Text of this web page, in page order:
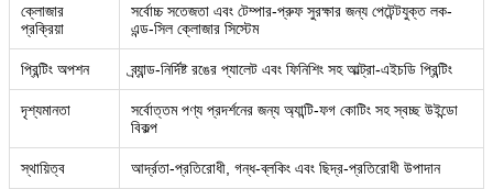
ক্লোজার
প্রক্রিয়া
সর্বোচ্চ সতেজতা এবং টেম্পার-প্রুফ সুরক্ষার জন্য পেটেন্টযুক্ত লক-
এন্ড-সিল ক্লোজার সিস্টেম
প্রিন্টিং অপশন ব্র্যান্ড-নির্দিষ্ট রঙের প্যালেট এবং ফিনিশিং সহ আল্ট্রা-এইচডি প্রিন্টিং
দৃশ্যমানতা
সর্বোত্তম পণ্য প্রদর্শনের জন্য অ্যান্টি-ফগ কোটিং সহ স্বচ্ছ উইন্ডো
বিকল্প
স্থায়িত্ব আর্দ্রতা-প্রতিরোধী, গন্ধ-ব্লকিং এবং ছিদ্র-প্রতিরোধী উপাদান